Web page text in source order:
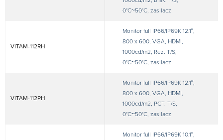
0°C~50°C, zasilacz
VITAM-112RH
Monitor full IP66/IP69K 12.1″,
800 x 600, VGA, HDMI,
1000cd/m2, Rez. T/S,
0°C~50°C, zasilacz
VITAM-112PH
Monitor full IP66/IP69K 12.1″,
800 x 600, VGA, HDMI,
1000cd/m2, PCT. T/S,
0°C~50°C, zasilacz
Monitor full IP66/IP69K 10.1″,